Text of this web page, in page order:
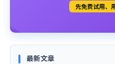
先免费试用、
最新文章